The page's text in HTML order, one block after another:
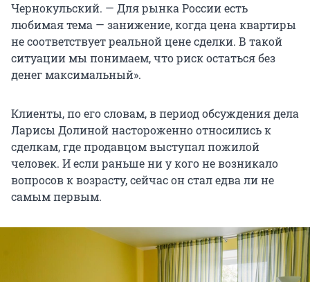
Чернокульский. — Для рынка России есть
любимая тема — занижение, когда цена квартиры
не соответствует реальной цене сделки. В такой
ситуации мы понимаем, что риск остаться без
денег максимальный».
Клиенты, по его словам, в период обсуждения дела
Ларисы Долиной настороженно относились к
сделкам, где продавцом выступал пожилой
человек. И если раньше ни у кого не возникало
вопросов к возрасту, сейчас он стал едва ли не
самым первым.